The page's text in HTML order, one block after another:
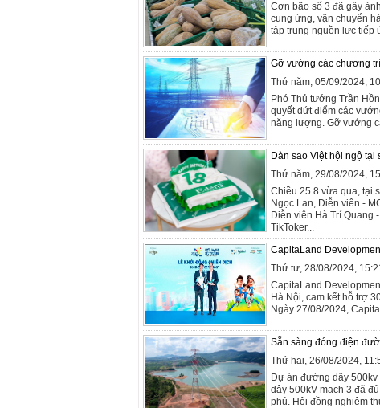
Cơn bão số 3 đã gây
cung ứng, vận chuyển
tập trung nguồn lực tiếp
Gỡ vướng các chương
Thứ năm, 05/09/2024,
Phó Thủ tướng Trần
quyết dứt điểm các
năng lượng. Gỡ vướng
Dàn sao Việt hội ngộ
Thứ năm, 29/08/2024,
Chiều 25.8 vừa qua, tại
Ngọc Lan, Diễn viên -
Diễn viên Hà Trí Quang
TikToker...
CapitaLand
Thứ tư, 28/08/2024,
CapitaLand
Hà Nội, cam kết hỗ trợ
Ngày 27/08/2024,
Sẵn sàng đóng điện
Thứ hai, 26/08/2024,
Dự án đường dây
dây 500kV mạch 3 đã
phủ. Hội đồng nghiệm